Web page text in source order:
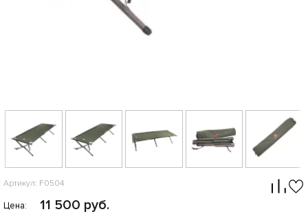
Артикул: F0504
Цена: 11 500 руб.